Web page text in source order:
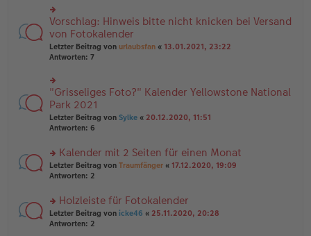
tr
a
g
e
n
er
B
ei
tr
g
u
n
g
el
es
e
er
B
ei
tr
a
g
rs
te
r
u
n
el
es
e
n
er
tr
a
g
Vorschlag: Hinweis bitte nicht knicken bei Versand
von Fotokalender
Letzter Beitrag von urlaubsfan « 13.01.2021, 23:22
Antworten: 7
rs
te
r
u
n
el
es
e
B
ei
tr
"Grisseliges Foto?" Kalender Yellowstone National
Park 2021
Letzter Beitrag von Sylke « 20.12.2020, 11:51
Antworten: 6
rs
te
n
g
el
Kalender mit 2 Seiten für einen Monat
Letzter Beitrag von Traumfänger « 17.12.2020, 19:09
Antworten: 2
rs
te
Holzleiste für Fotokalender
Letzter Beitrag von icke46 « 25.11.2020, 20:28
Antworten: 2